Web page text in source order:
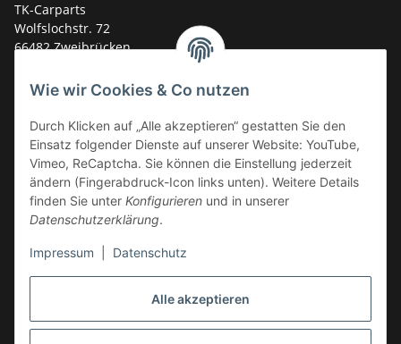
Alle akzeptieren
Wie wir Cookies & Co nutzen
Durch Klicken auf „Alle akzeptieren“ gestatten Sie den
Einsatz folgender Dienste auf unserer Website: YouTube,
Vimeo, ReCaptcha. Sie können die Einstellung jederzeit
ändern (Fingerabdruck-Icon links unten). Weitere Details
finden Sie unter Konfigurieren und in unserer
Datenschutzerklärung.
Impressum Datenschutz
TK-Carparts
Wolfslochstr. 72
66482 Zweibrücken
Service-Hotline +49 (0)6332 - 48 58 48
E-Mail:mail@tk-carparts.de
Montag-Donnerstag von 13 bis 16 Uhr